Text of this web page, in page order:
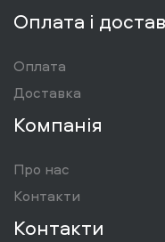
Оплата і
Оплата
Доставка
Компанія
Про нас
Контакти
Контакти